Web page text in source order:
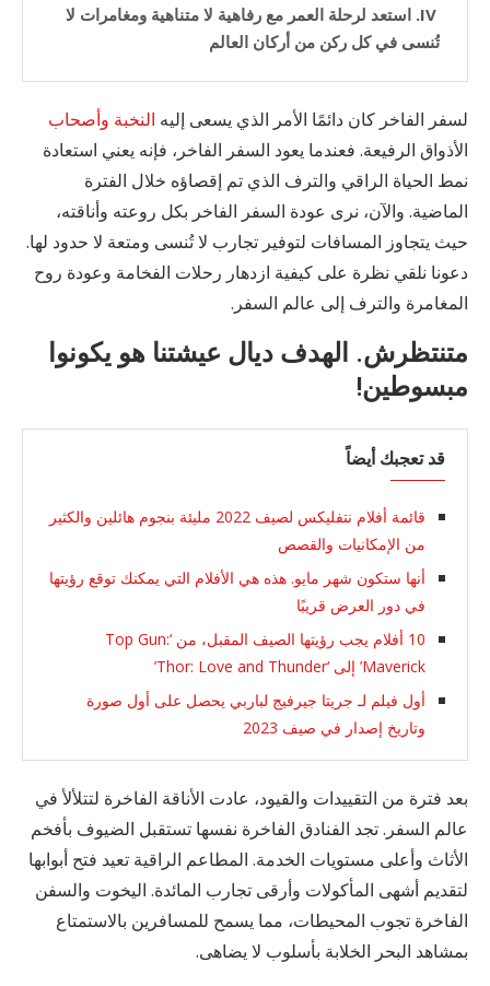
استعد لرحلة العمر مع رفاهية لا متناهية ومغامرات لا
تُنسى في كل ركن من أركان العالم
لسفر الفاخر كان دائمًا الأمر الذي يسعى إليه النخبة وأصحاب
الأذواق الرفيعة. فعندما يعود السفر الفاخر، فإنه يعني استعادة
نمط الحياة الراقي والترف الذي تم إقصاؤه خلال الفترة
الماضية. والآن، نرى عودة السفر الفاخر بكل روعته وأناقته،
حيث يتجاوز المسافات لتوفير تجارب لا تُنسى ومتعة لا حدود لها.
دعونا نلقي نظرة على كيفية ازدهار رحلات الفخامة وعودة روح
المغامرة والترف إلى عالم السفر.
متنتظرش. الهدف ديال عيشتنا هو يكونوا
مبسوطين!
قد تعجبك أيضاً
قائمة أفلام نتفليكس لصيف 2022 مليئة بنجوم هائلين والكثير
من الإمكانيات والقصص
أنها ستكون شهر مايو. هذه هي الأفلام التي يمكنك توقع رؤيتها
في دور العرض قريبًا
10 أفلام يجب رؤيتها الصيف المقبل، من ‘Top Gun:
Maverick’ إلى ‘Thor: Love and Thunder’
أول فيلم لـ جريتا جيرفيج لباربي يحصل على أول صورة
وتاريخ إصدار في صيف 2023
بعد فترة من التقييدات والقيود، عادت الأناقة الفاخرة لتتلألأ في
عالم السفر. تجد الفنادق الفاخرة نفسها تستقبل الضيوف بأفخم
الأثاث وأعلى مستويات الخدمة. المطاعم الراقية تعيد فتح أبوابها
لتقديم أشهى المأكولات وأرقى تجارب المائدة. اليخوت والسفن
الفاخرة تجوب المحيطات، مما يسمح للمسافرين بالاستمتاع
بمشاهد البحر الخلابة بأسلوب لا يضاهى.